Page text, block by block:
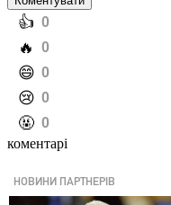
️👍 0
️🔥 0
️😄 0
️😢 0
️🤬 0
коментарі